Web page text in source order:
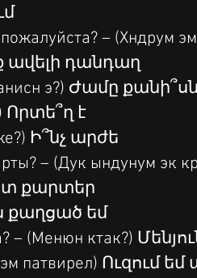
– (Хндрум
ավելի դանդաղ
э?) Ժամը քանի՞սն
Որտե՞ղ է
Ի՞նչ արժե
– (Дук ындунум эк
քարտեր
քաղցած եմ
– (Менюн ктак?)
эм патвирел) Ուզում